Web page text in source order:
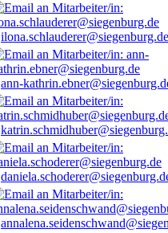
ilona.schlauderer@siegenburg.de
ann-